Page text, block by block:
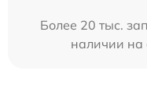
Более 20 тыс.
наличии на